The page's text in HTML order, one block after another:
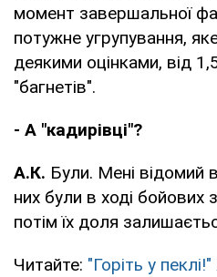
момент завершальної
потужне угрупування,
деякими оцінками, від
"багнетів".
- А "кадирівці"?
А.К. Були. Мені відомий
них були в ході бойових
потім їх доля
Читайте: "Горіть у